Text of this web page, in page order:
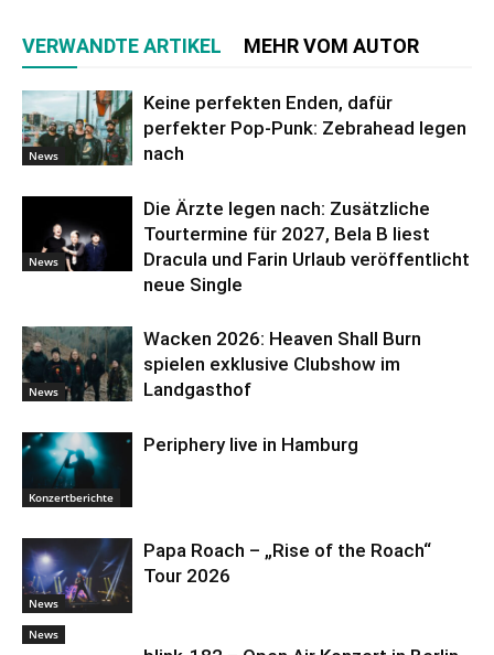
VERWANDTE ARTIKEL MEHR VOM AUTOR
News
Keine perfekten Enden, dafür
perfekter Pop-Punk: Zebrahead legen
nach
News
Die Ärzte legen nach: Zusätzliche
Tourtermine für 2027, Bela B liest
Dracula und Farin Urlaub veröffentlicht
neue Single
News
Wacken 2026: Heaven Shall Burn
spielen exklusive Clubshow im
Landgasthof
Konzertberichte
Periphery live in Hamburg
News
Papa Roach – „Rise of the Roach“
Tour 2026
News